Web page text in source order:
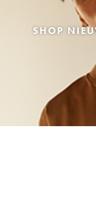
SHOP